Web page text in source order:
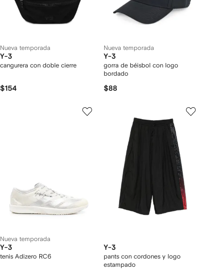
Nueva temporada
Y-3
cangurera con doble cierre
$154
Nueva temporada
Y-3
gorra de béisbol con logo
bordado
$88
Nueva temporada
Y-3
tenis Adizero RC6
Y-3
pants con cordones y logo
estampado